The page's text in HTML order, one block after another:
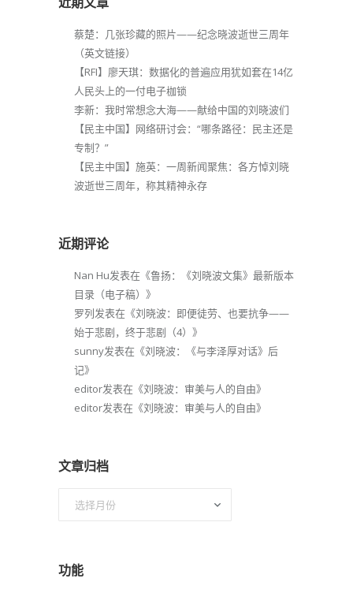
蔡楚：几张珍藏的照片——纪念晓波逝世三周年
（英文链接）
【RFI】廖天琪：数据化的普遍应用犹如套在14亿
人民头上的一付电子枷锁
李新：我时常想念大海——献给中国的刘晓波们
【民主中国】网络研讨会：“哪条路径：民主还是
专制？”
【民主中国】施英：一周新闻聚焦：各方悼刘晓
波逝世三周年，称其精神永存
近期评论
Nan Hu发表在《鲁扬：《刘晓波文集》最新版本
目录（电子稿） 》
罗列发表在《刘晓波：即便徒劳、也要抗争——
始于悲剧，终于悲剧（4） 》
sunny发表在《刘晓波：《与李泽厚对话》后
记》
editor发表在《刘晓波：审美与人的自由》
editor发表在《刘晓波：审美与人的自由》
文章归档
功能